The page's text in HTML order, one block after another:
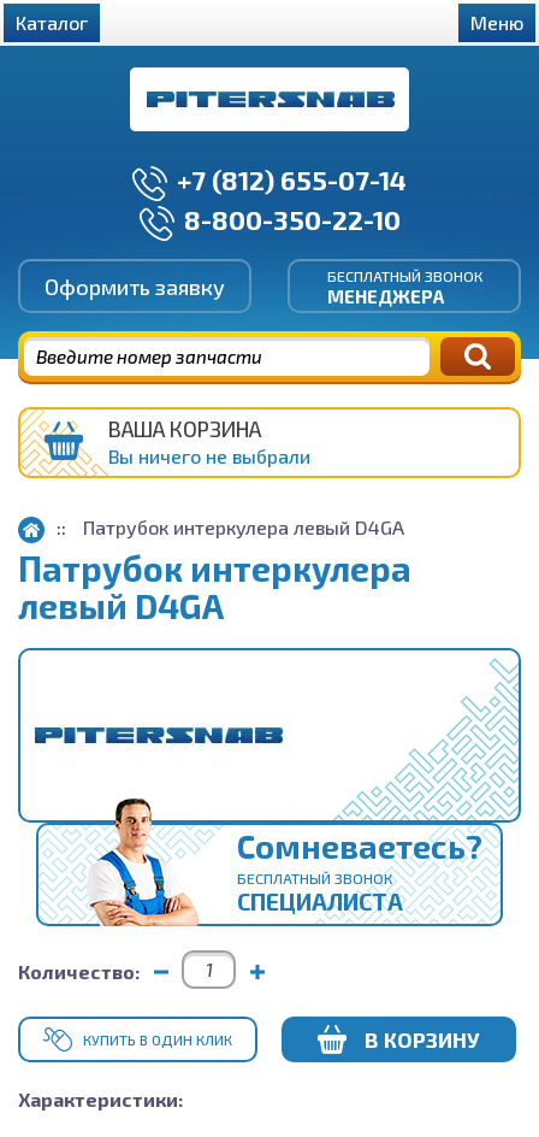
+7 (812) 655-07-14
8-800-350-22-10
Оформить заявку БЕСПЛАТНЫЙ ЗВОНОК
МЕНЕДЖЕРА
Каталог Меню
ВАША КОРЗИНА
Вы ничего не выбрали
Патрубок интеркулера левый D4GA
Патрубок интеркулера
левый D4GA
Сомневаетесь?
БЕСПЛАТНЫЙ ЗВОНОК
СПЕЦИАЛИСТА
Количество:
КУПИТЬ В ОДИН КЛИК В КОРЗИНУ
Характеристики: